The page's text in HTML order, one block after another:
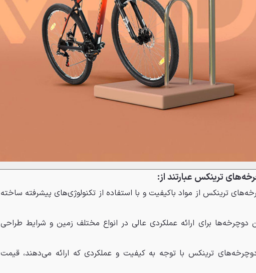
ترینکس عبارتند از:
ترینکس از مواد باکیفیت و با استفاده از تکنولوژی‌های پیشرفته ساخته
دوچرخه‌ها برای ارائه عملکردی عالی در انواع مختلف زمین و شرایط طراحی
ترینکس با توجه به کیفیت و عملکردی که ارائه می‌دهند، قیمت